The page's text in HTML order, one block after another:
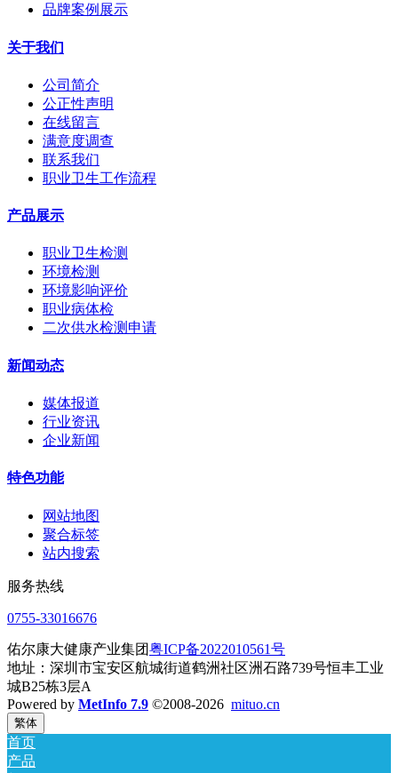
品牌案例展示
关于我们
公司简介
公正性声明
在线留言
满意度调查
联系我们
职业卫生工作流程
产品展示
职业卫生检测
环境检测
环境影响评价
职业病体检
二次供水检测申请
新闻动态
媒体报道
行业资讯
企业新闻
特色功能
网站地图
聚合标签
站内搜索
服务热线
0755-33016676
佑尔康大健康产业集团粤ICP备2022010561号
地址：深圳市宝安区航城街道鹤洲社区洲石路739号恒丰工业
城B25栋3层A
Powered by MetInfo 7.9 ©2008-2026 mituo.cn
繁体
首页
产品